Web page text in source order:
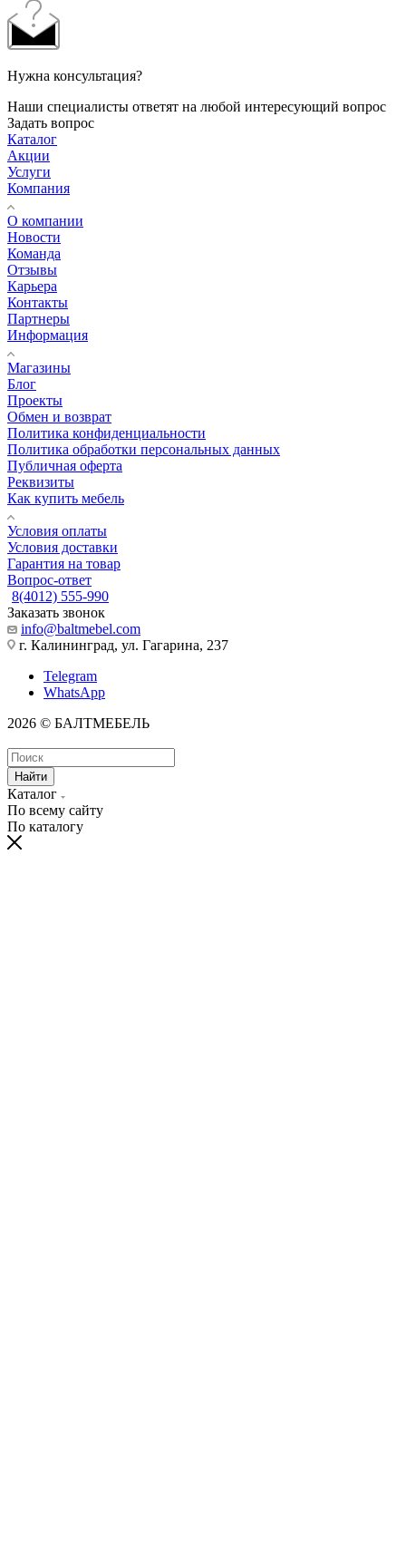
Нужна консультация?
Наши специалисты ответят на любой интересующий вопрос
Задать вопрос
Каталог
Акции
Услуги
Компания
О компании
Новости
Команда
Отзывы
Карьера
Контакты
Партнеры
Информация
Магазины
Блог
Проекты
Обмен и возврат
Политика конфиденциальности
Политика обработки персональных данных
Публичная оферта
Реквизиты
Как купить мебель
Условия оплаты
Условия доставки
Гарантия на товар
Вопрос-ответ
8(4012) 555-990
Заказать звонок
info@baltmebel.com
г. Калининград, ул. Гагарина, 237
Telegram
WhatsApp
2026 © БАЛТМЕБЕЛЬ
Найти
Каталог
По всему сайту
По каталогу